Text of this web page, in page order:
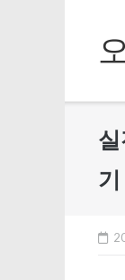
content